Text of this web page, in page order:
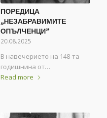
ПОРЕДИЦА
„НЕЗАБРАВИМИТЕ
ОПЪЛЧЕНЦИ”
20.08.2025
В навечерието на 148-та
годишнина от…
Read more